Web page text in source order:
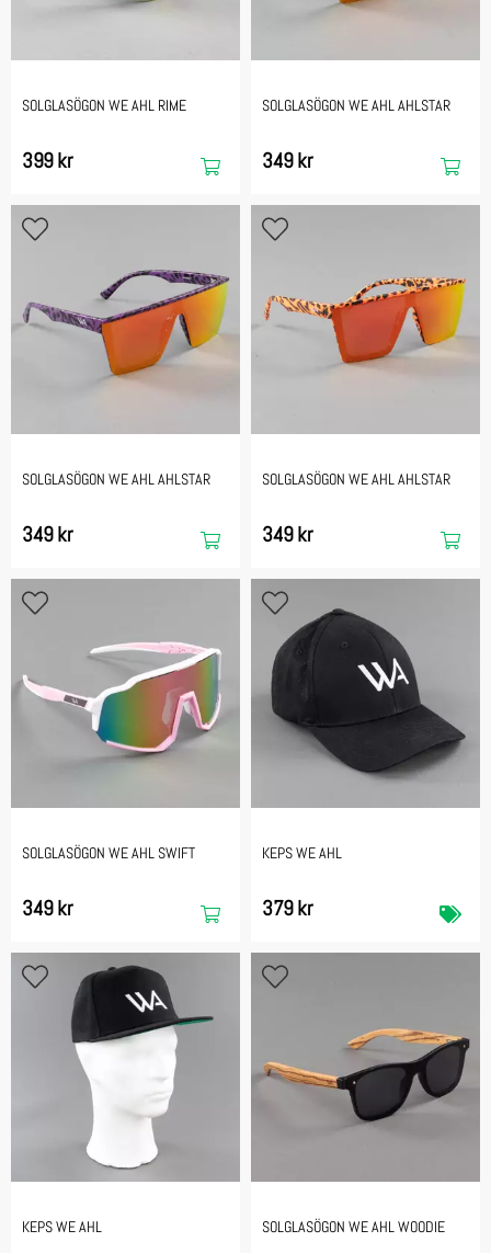
SOLGLASÖGON WE AHL RIME
399 kr
SOLGLASÖGON WE AHL AHLSTAR
349 kr
SOLGLASÖGON WE AHL AHLSTAR
349 kr
SOLGLASÖGON WE AHL AHLSTAR
349 kr
SOLGLASÖGON WE AHL SWIFT
349 kr
KEPS WE AHL
379 kr
KEPS WE AHL SOLGLASÖGON WE AHL WOODIE